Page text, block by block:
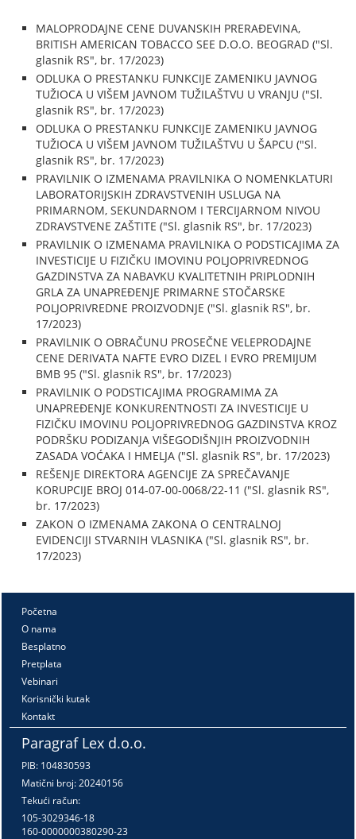
MALOPRODAJNE CENE DUVANSKIH PRERAĐEVINA,
BRITISH AMERICAN TOBACCO SEE D.O.O. BEOGRAD ("Sl.
glasnik RS", br. 17/2023)
ODLUKA O PRESTANKU FUNKCIJE ZAMENIKU JAVNOG
TUŽIOCA U VIŠEM JAVNOM TUŽILAŠTVU U VRANJU ("Sl.
glasnik RS", br. 17/2023)
ODLUKA O PRESTANKU FUNKCIJE ZAMENIKU JAVNOG
TUŽIOCA U VIŠEM JAVNOM TUŽILAŠTVU U ŠAPCU ("Sl.
glasnik RS", br. 17/2023)
PRAVILNIK O IZMENAMA PRAVILNIKA O NOMENKLATURI
LABORATORIJSKIH ZDRAVSTVENIH USLUGA NA
PRIMARNOM, SEKUNDARNOM I TERCIJARNOM NIVOU
ZDRAVSTVENE ZAŠTITE ("Sl. glasnik RS", br. 17/2023)
PRAVILNIK O IZMENAMA PRAVILNIKA O PODSTICAJIMA ZA
INVESTICIJE U FIZIČKU IMOVINU POLJOPRIVREDNOG
GAZDINSTVA ZA NABAVKU KVALITETNIH PRIPLODNIH
GRLA ZA UNAPREĐENJE PRIMARNE STOČARSKE
POLJOPRIVREDNE PROIZVODNJE ("Sl. glasnik RS", br.
17/2023)
PRAVILNIK O OBRAČUNU PROSEČNE VELEPRODAJNE
CENE DERIVATA NAFTE EVRO DIZEL I EVRO PREMIJUM
BMB 95 ("Sl. glasnik RS", br. 17/2023)
PRAVILNIK O PODSTICAJIMA PROGRAMIMA ZA
UNAPREĐENJE KONKURENTNOSTI ZA INVESTICIJE U
FIZIČKU IMOVINU POLJOPRIVREDNOG GAZDINSTVA KROZ
PODRŠKU PODIZANJA VIŠEGODIŠNJIH PROIZVODNIH
ZASADA VOĆAKA I HMELJA ("Sl. glasnik RS", br. 17/2023)
REŠENJE DIREKTORA AGENCIJE ZA SPREČAVANJE
KORUPCIJE BROJ 014-07-00-0068/22-11 ("Sl. glasnik RS",
br. 17/2023)
ZAKON O IZMENAMA ZAKONA O CENTRALNOJ
EVIDENCIJI STVARNIH VLASNIKA ("Sl. glasnik RS", br.
17/2023)
Početna
O nama
Besplatno
Pretplata
Vebinari
Korisnički kutak
Kontakt
Paragraf Lex d.o.o.
PIB: 104830593
Matični broj: 20240156
Tekući račun:
105-3029346-18
160-0000000380290-23